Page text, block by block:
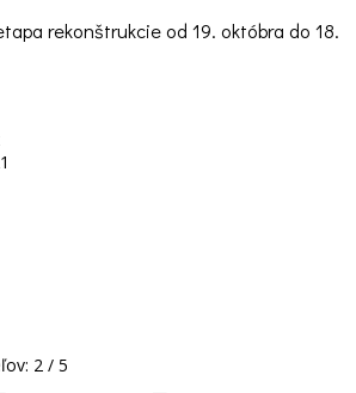
rekonštrukcie od 19. októbra do 18.
2 / 5